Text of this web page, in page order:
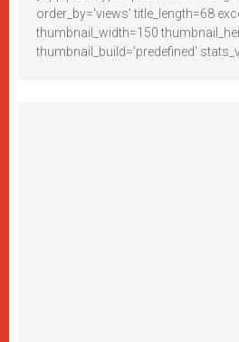
order_by='views' title_length=68
thumbnail_width=150
thumbnail_build='predefined'